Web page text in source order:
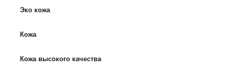
Эко кожа
Кожа
Кожа высокого качества